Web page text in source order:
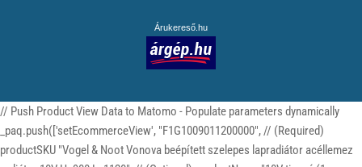
Árukereső.hu
// Push Product View Data to Matomo - Populate parameters dynamically
_paq.push(['setEcommerceView', "F1G1009011200000", // (Required)
productSKU "Vogel & Noot Vonova beépített szelepes lapradiátor acéllemez